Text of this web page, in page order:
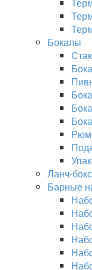
Бокалы
Ланч-
Барные